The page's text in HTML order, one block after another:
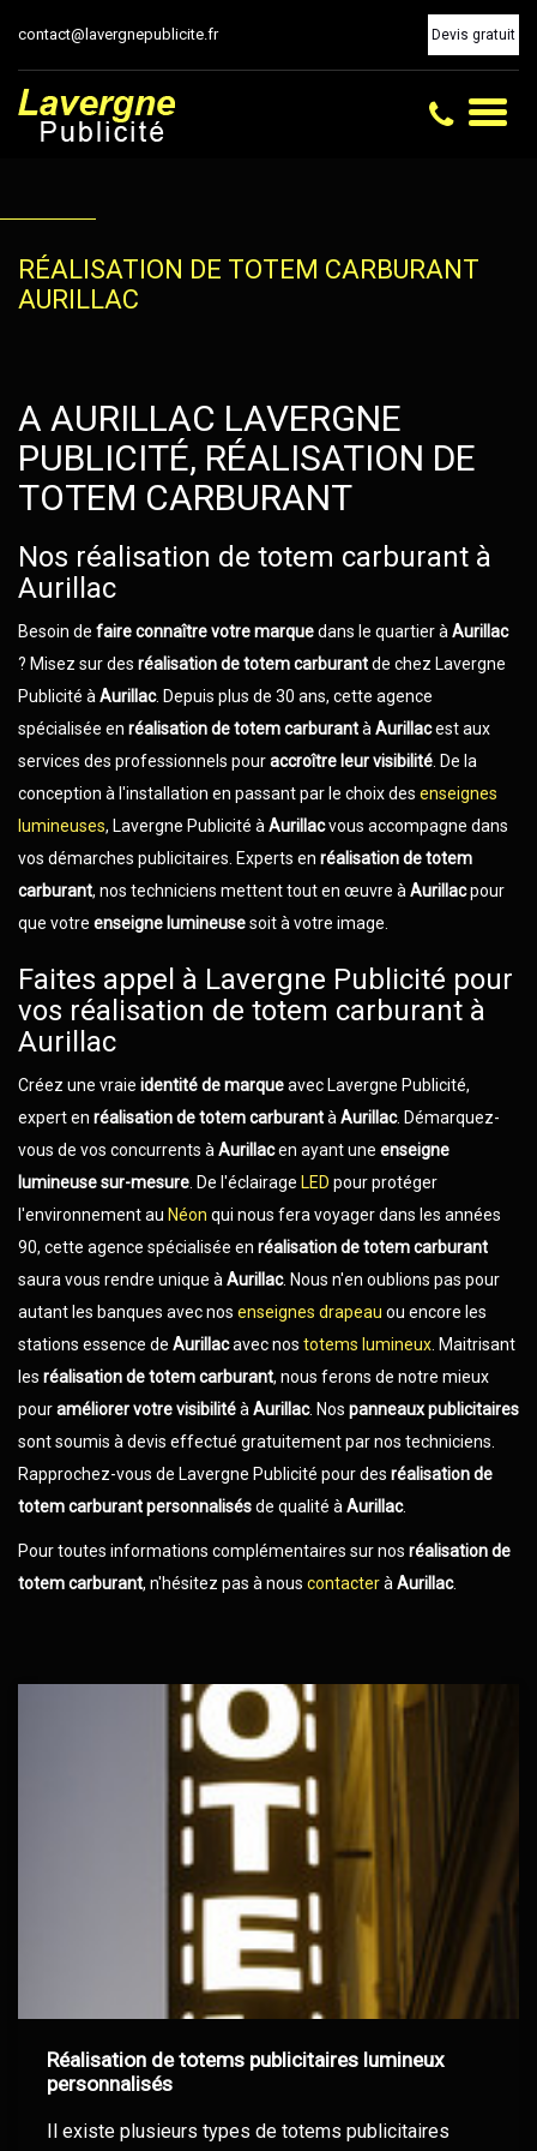
contact@lavergnepublicite.fr Devis gratuit
Toggle
RÉALISATION DE TOTEM CARBURANT
AURILLAC
A AURILLAC LAVERGNE
PUBLICITÉ, RÉALISATION DE
TOTEM CARBURANT
Nos réalisation de totem carburant à
Aurillac
Besoin de faire connaître votre marquedans le quartier à Aurillac
? Misez sur des réalisation de totem carburantde chez Lavergne
Publicité à Aurillac. Depuis plus de 30 ans, cette agence
spécialisée en réalisation de totem carburantà Aurillacest aux
services des professionnels pouraccroître leur visibilité . De la
conception à l'installation en passant par le choix des enseignes
lumineuses, Lavergne Publicité à Aurillacvous accompagne dans
vos démarches publicitaires. Experts en réalisation de totem
carburant, nos techniciens mettent tout en œuvre à Aurillacpour
que votre enseigne lumineusesoit à votre image.
Faites appel à Lavergne Publicité pour
vos réalisation de totem carburant à
Aurillac
Créez une vraie identité de marqueavec Lavergne Publicité,
expert en réalisation de totem carburantà Aurillac. Démarquez-
vous de vos concurrents à Aurillacen ayant une enseigne
lumineuse sur-mesure . De l'éclairage LED pour protéger
l'environnement au Néon qui nous fera voyager dans les années
90, cette agence spécialisée en réalisation de totem carburant
saura vous rendre unique à Aurillac. Nous n'en oublions pas pour
autant les banques avec nos enseignes drapeau ou encore les
stations essence de Aurillacavec nos totems lumineux . Maitrisant
les réalisation de totem carburant, nous ferons de notre mieux
pouraméliorer votre visibilitéà Aurillac. Nos panneaux publicitaires
sont soumis à devis effectué gratuitement par nos techniciens.
Rapprochez-vous de Lavergne Publicité pour des réalisation de
totem carburantpersonnalisésde qualité à Aurillac.
Pour toutes informations complémentaires sur nos réalisation de
totem carburant, n'hésitez pas à nous contacterà Aurillac.
Réalisation de totems publicitaires lumineux
personnalisés
Il existe plusieurs types de totems publicitaires